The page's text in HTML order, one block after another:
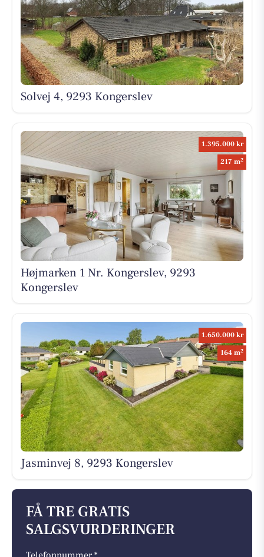
Solvej 4, 9293 Kongerslev
1.395.000 kr
217 m2
Højmarken 1 Nr. Kongerslev, 9293
Kongerslev
1.650.000 kr
164 m2
Jasminvej 8, 9293 Kongerslev
FÅ TRE GRATIS
SALGSVURDERINGER